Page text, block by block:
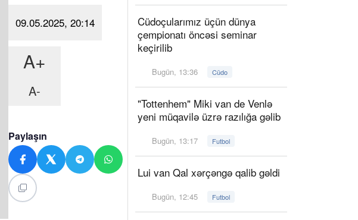
09.05.2025, 20:14
A+
A-
Paylaşın
Cüdoçularımız üçün dünya
çempionatı öncəsi seminar
keçirilib
Bugün, 13:36 Cüdo
"Tottenhem" Miki van de Venlə
yeni müqavilə üzrə razılığa gəlib
Bugün, 13:17 Futbol
Lui van Qal xərçəngə qalib gəldi
Bugün, 12:45 Futbol